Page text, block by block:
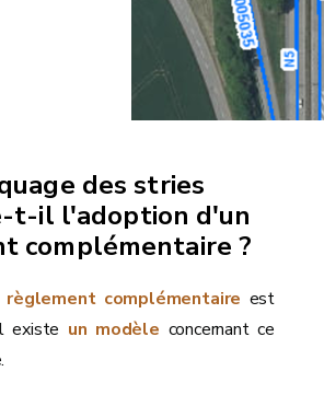
des stries
t-il l'adoption d'un
complémentaire ?
règlement complémentaire est
existe un modèle concernant ce